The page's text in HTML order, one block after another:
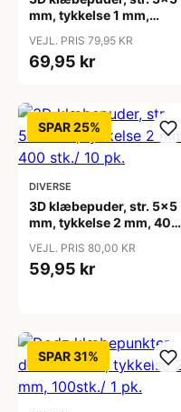
mm, tykkelse 1 mm,
VEJL. PRIS 79,95 KR
69,95 kr
SPAR 25%
DIVERSE
3D klæbepuder, str. 5x5
mm, tykkelse 2 mm, 400
VEJL. PRIS 80,00 KR
59,95 kr
SPAR 31%